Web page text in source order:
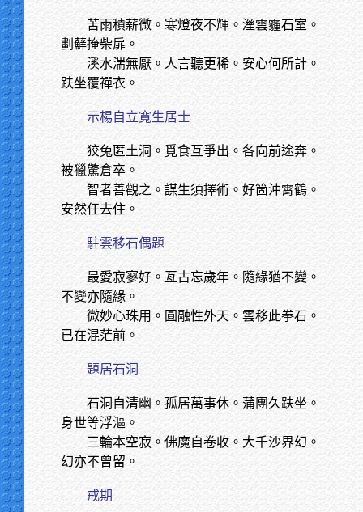
苦雨積薪微。寒燈夜不輝。溼雲霾石室。
劃蘚掩柴扉。
溪水湍無厭。人言聽更稀。安心何所計。
趺坐覆禪衣。
示楊自立寬生居士
狡兔匿土洞。覓食互爭出。各向前途奔。
被獵驚倉卒。
智者善觀之。謀生須擇術。好箇沖霄鶴。
安然任去住。
駐雲移石偶題
最愛寂寥好。亙古忘歲年。隨緣猶不變。
不變亦隨緣。
微妙心珠用。圓融性外天。雲移此拳石。
已在混茫前。
題居石洞
石洞自清幽。孤居萬事休。蒲團久趺坐。
身世等浮漚。
三輪本空寂。佛魔自卷收。大千沙界幻。
幻亦不曾留。
戒期